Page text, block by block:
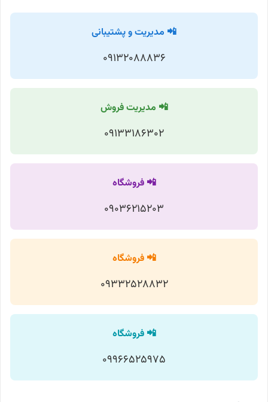
📲 مدیریت و پشتیبانی
09132088836
📲 مدیریت فروش
09133186302
📲 فروشگاه
09036215203
📲 فروشگاه
09332528832
📲 فروشگاه
09966525975